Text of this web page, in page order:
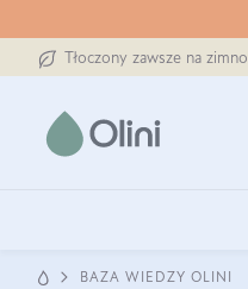
Tłoczony zawsze na zimno
BAZA WIEDZY OLINI